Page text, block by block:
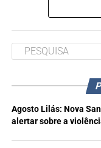
Agosto Lilás: Nova
alertar sobre a